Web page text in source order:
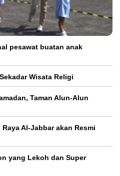
pesawat buatan anak
Wisata Religi
Taman Alun-Alun
Al-Jabbar akan Resmi
yang Lekoh dan Super